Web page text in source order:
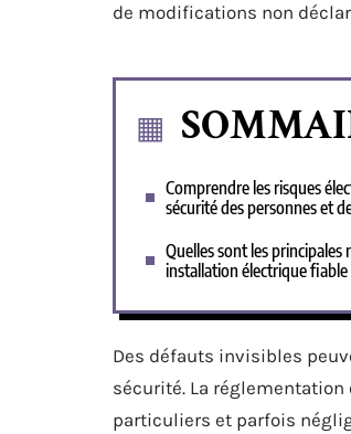
de modifications non
Comprendre les risques
sécurité des personnes et
Quelles sont les
installation électrique fiable
Des défauts invisibles
sécurité. La
particuliers et parfois